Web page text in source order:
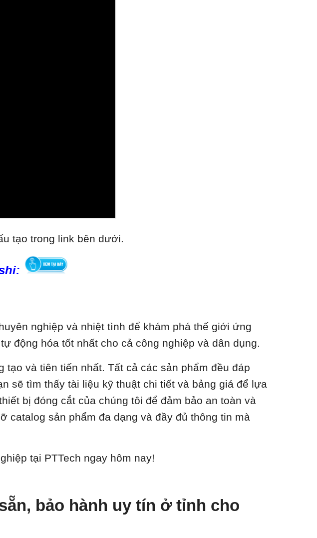
tạo trong link bên dưới.
nghiệp và nhiệt tình để khám phá thế giới ứng
động hóa tốt nhất cho cả công nghiệp và dân dụng.
và tiên tiến nhất. Tất cả các sản phẩm đều đáp
sẽ tìm thấy tài liệu kỹ thuật chi tiết và bảng giá để lựa
bị đóng cắt của chúng tôi để đảm bảo an toàn và
catalog sản phẩm đa dạng và đầy đủ thông tin mà
tại PTTech ngay hôm nay!
bảo hành uy tín ở tỉnh cho